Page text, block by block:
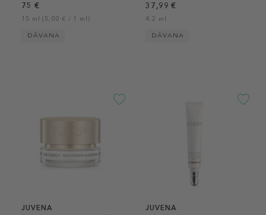
75 €
15 ml (5,00 € / 1 ml)
DĀVANA
37,99 €
4.2 ml
DĀVANA
JUVENA
JUVENA